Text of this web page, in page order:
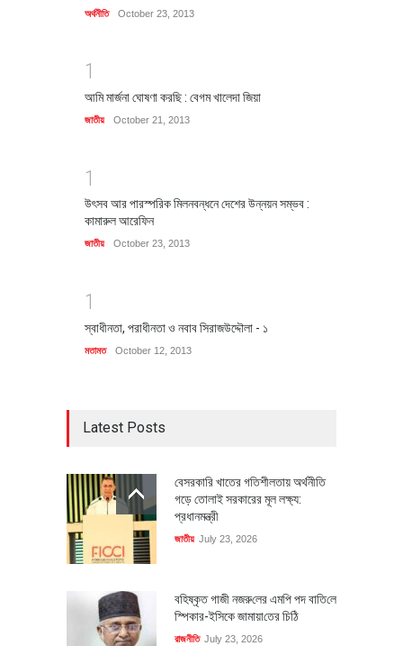
অর্থনীতি October 23, 2013
1
আমি মার্জনা ঘোষণা করছি : বেগম খালেদা জিয়া
জাতীয় October 21, 2013
1
উৎসব আর পারস্পরিক মিলনবন্ধনে দেশের উন্নয়ন সম্ভব :
কামারুল আরেফিন
জাতীয় October 23, 2013
1
স্বাধীনতা, পরাধীনতা ও নবাব সিরাজউদ্দৌলা - ১
মতামত October 12, 2013
Latest Posts
বেসরকারি খাতের গতিশীলতায় অর্থনীতি
গড়ে তোলাই সরকারের মূল লক্ষ্য:
প্রধানমন্ত্রী
জাতীয় July 23, 2026
বহিষ্কৃত গাজী নজরু‌লের এম‌পি পদ বা‌তি‌লে
স্পিকার-ইসিকে জামায়া‌তের চি‌ঠি
রাজনীতি July 23, 2026